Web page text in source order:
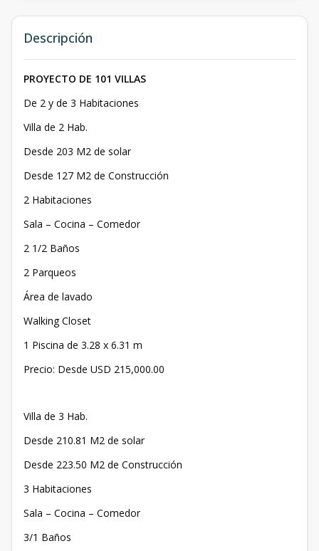
Descripción
PROYECTO DE 101 VILLAS
De 2 y de 3 Habitaciones
Villa de 2 Hab.
Desde 203 M2 de solar
Desde 127 M2 de Construcción
2 Habitaciones
Sala – Cocina – Comedor
2 1/2 Baños
2 Parqueos
Área de lavado
Walking Closet
1 Piscina de 3.28 x 6.31 m
Precio: Desde USD 215,000.00
Villa de 3 Hab.
Desde 210.81 M2 de solar
Desde 223.50 M2 de Construcción
3 Habitaciones
Sala – Cocina – Comedor
3/1 Baños